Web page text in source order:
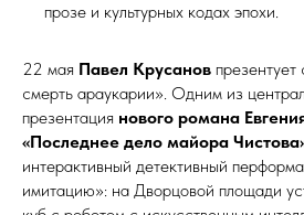
прозе и культурных кодах эпохи.
22 мая Павел Крусанов
смерть араукарии». Одним из
презентация нового романа
«Последнее дело майора
интерактивный детективный
имитацию»: на Дворцовой площади